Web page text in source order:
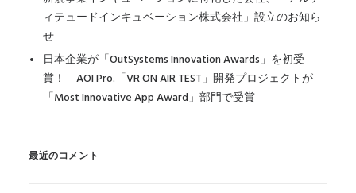
ィテュードインキュベーション株式会社」設立のお知ら
せ
日本企業が「OutSystems Innovation Awards」を初受
賞！ AOI Pro.「VR ON AIR TEST」開発プロジェクトが
「Most Innovative App Award」部門で受賞
最近のコメント